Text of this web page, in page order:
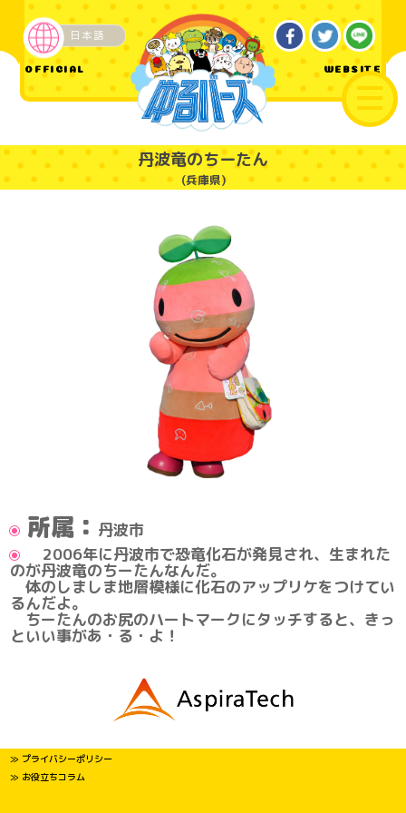
OFFICIAL WEBSITE
日本語
ご当地
丹波竜のちーたん
(兵庫県)
所属： 丹波市
2006年に丹波市で恐竜化石が発見され、生まれた
のが丹波竜のちーたんなんだ。
体のしましま地層模様に化石のアップリケをつけてい
るんだよ。
ちーたんのお尻のハートマークにタッチすると、きっ
といい事があ・る・よ！
≫ プライバシーポリシー
≫ お役立ちコラム